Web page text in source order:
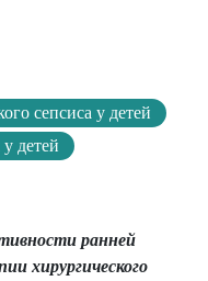
сепсиса у детей
детей
ранней
хирургического